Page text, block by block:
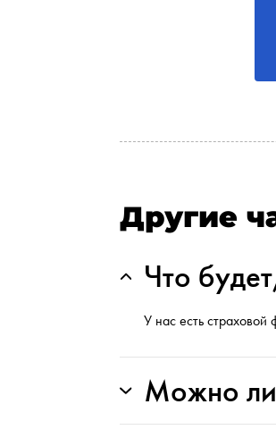
Другие
Что
У нас есть страховой
Можно